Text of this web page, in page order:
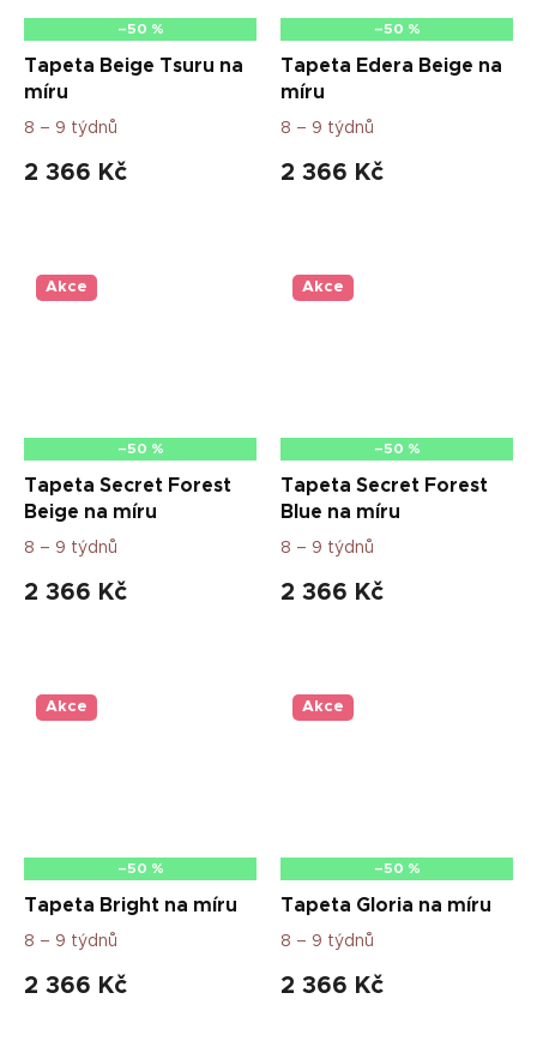
–50 %
Tapeta Beige Tsuru na
míru
8 – 9 týdnů
2 366 Kč
–50 %
Tapeta Edera Beige na
míru
8 – 9 týdnů
2 366 Kč
Akce
–50 %
Tapeta Secret Forest
Beige na míru
8 – 9 týdnů
2 366 Kč
Akce
–50 %
Tapeta Secret Forest
Blue na míru
8 – 9 týdnů
2 366 Kč
Akce
–50 %
Tapeta Bright na míru
8 – 9 týdnů
2 366 Kč
Akce
–50 %
Tapeta Gloria na míru
8 – 9 týdnů
2 366 Kč